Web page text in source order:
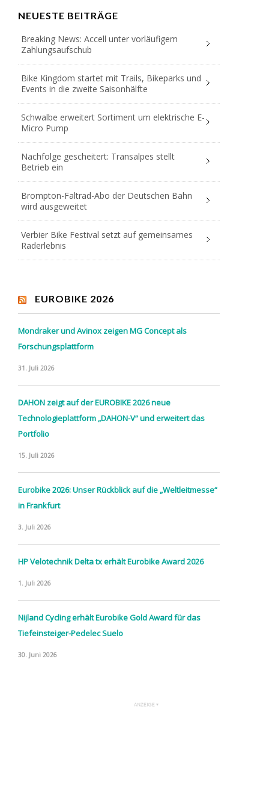
NEUESTE BEITRÄGE
Breaking News: Accell unter vorläufigem
Zahlungsaufschub
Bike Kingdom startet mit Trails, Bikeparks und
Events in die zweite Saisonhälfte
Schwalbe erweitert Sortiment um elektrische E-
Micro Pump
Nachfolge gescheitert: Transalpes stellt
Betrieb ein
Brompton-Faltrad-Abo der Deutschen Bahn
wird ausgeweitet
Verbier Bike Festival setzt auf gemeinsames
Raderlebnis
EUROBIKE 2026
Mondraker und Avinox zeigen MG Concept als
Forschungsplattform
31. Juli 2026
DAHON zeigt auf der EUROBIKE 2026 neue
Technologieplattform „DAHON-V“ und erweitert das
Portfolio
15. Juli 2026
Eurobike 2026: Unser Rückblick auf die „Weltleitmesse“
in Frankfurt
3. Juli 2026
HP Velotechnik Delta tx erhält Eurobike Award 2026
1. Juli 2026
Nijland Cycling erhält Eurobike Gold Award für das
Tiefeinsteiger-Pedelec Suelo
30. Juni 2026